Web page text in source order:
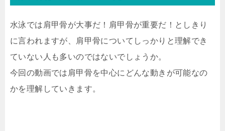
水泳では肩甲骨が大事だ！肩甲骨が重要だ！としきり
に言われますが、肩甲骨についてしっかりと理解でき
ていない人も多いのではないでしょうか。
今回の動画では肩甲骨を中心にどんな動きが可能なの
かを理解していきます。